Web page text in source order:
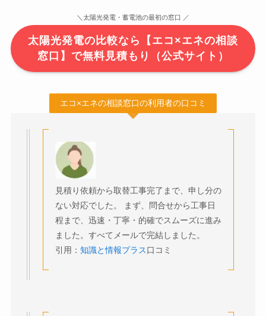
＼太陽光発電・蓄電池の最初の窓口 ／
太陽光発電の比較なら【エコ×エネの相談
窓口】で無料見積もり（公式サイト）
エコ×エネの相談窓口の利用者の口コミ
見積り依頼から取替工事完了まで、申し分の
ない対応でした。 まず、問合せから工事日
程まで、迅速・丁寧・的確でスムーズに進み
ました。すべてメールで完結しました。
引用： 知識と情報プラス口コミ